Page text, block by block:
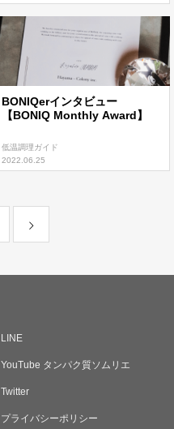
BONIQerインタビュー
【BONIQ Monthly Award】
低温調理ガイド
2022.06.25
LINE
YouTube タンパク質ソムリエ
Twitter
プライバシーポリシー